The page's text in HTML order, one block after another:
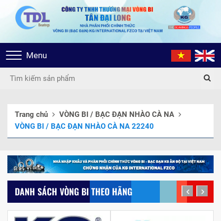
Toggle
navigation
Menu
Trang chủ
VÒNG BI / BẠC ĐẠN NHÀO CÀ NA
VÒNG BI / BẠC ĐẠN NHÀO CÀ NA 22240
DANH SÁCH VÒNG BI THEO HÃNG prev next